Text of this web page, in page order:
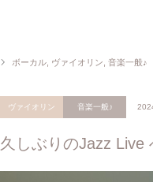
ボーカル ヴァイオリン 音楽一般♪
ヴァイオリン 音楽一般♪
しぶりのJazz Live